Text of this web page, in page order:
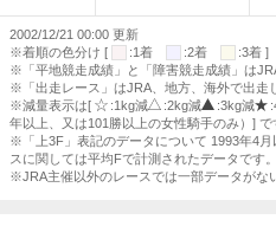
2002/12/21 00:00 更新
※着順の色分け [
:1着 :2着
:3着 ]
※「平地競走成績」と「障害競走成績」は
※「出走レース」はJRA、地方、海外で出走
※減量表示は[
:1kg減 :2kg減 :3kg減
年以上、又は101勝以上の女性騎手のみ）] で
※「上3F」表記のデータについて 1993年4
スに関しては平均Fで計測されたデータです。
※JRA主催以外のレースでは一部データがな